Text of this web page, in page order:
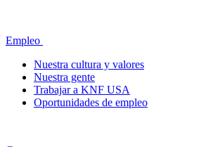
Empleo
Nuestra cultura y valores
Nuestra gente
Trabajar a KNF USA
Oportunidades de empleo